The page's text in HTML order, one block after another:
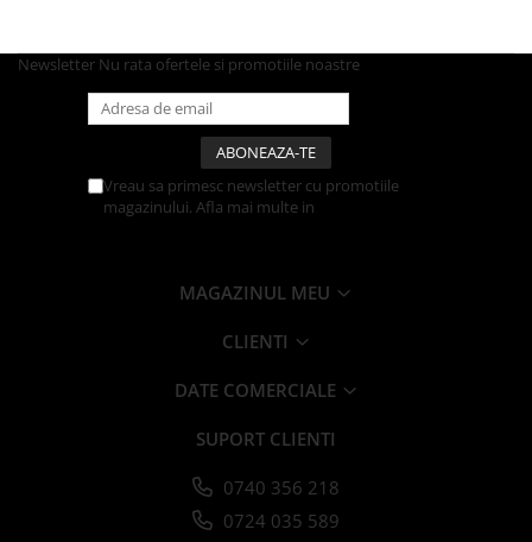
Articole Natur
Articole Natur + Albe
Consumabile
Newsletter Nu rata ofertele si promotiile noastre
Vreau sa primesc newsletter cu promotiile
magazinului. Afla mai multe in
MAGAZINUL MEU
CLIENTI
DATE COMERCIALE
SUPORT CLIENTI
0740 356 218
0724 035 589